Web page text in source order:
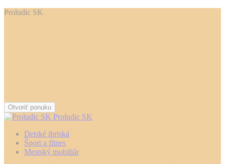
Proludic SK
Otvoriť ponuku
Proludic SK
Detské ihriská
Šport a fitnes
Mestský mobiliár